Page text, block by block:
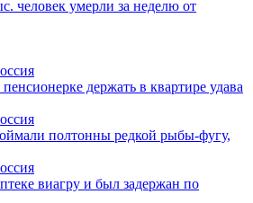
человек умерли за неделю от
держать в квартире удава
полтонны редкой рыбы-фугу,
виагру и был задержан по